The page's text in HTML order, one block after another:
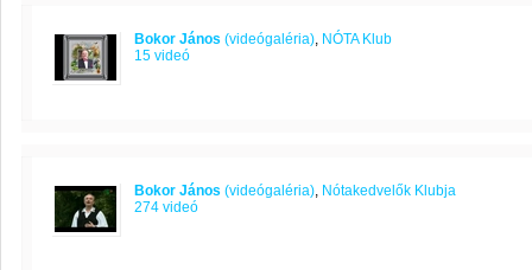
Bokor János (videógaléria), NÓTA Klub
15 videó
Bokor János (videógaléria), Nótakedvelők Klubja
274 videó